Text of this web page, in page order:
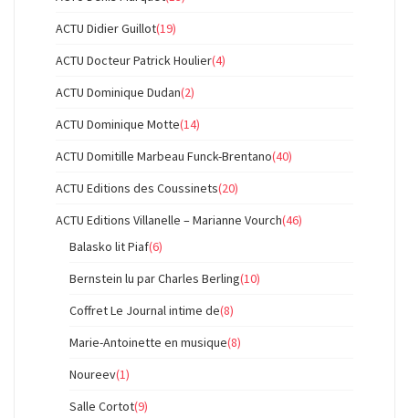
ACTU Didier Guillot(19)
ACTU Docteur Patrick Houlier(4)
ACTU Dominique Dudan(2)
ACTU Dominique Motte(14)
ACTU Domitille Marbeau Funck-Brentano(40)
ACTU Editions des Coussinets(20)
ACTU Editions Villanelle – Marianne Vourch(46)
Balasko lit Piaf(6)
Bernstein lu par Charles Berling(10)
Coffret Le Journal intime de(8)
Marie-Antoinette en musique(8)
Noureev(1)
Salle Cortot(9)